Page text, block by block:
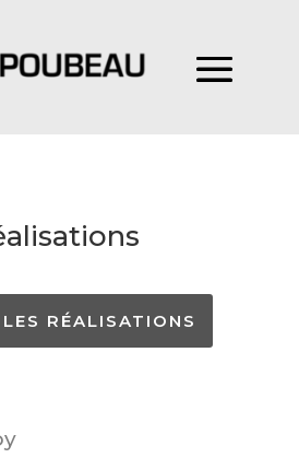
RÉALISATIONS